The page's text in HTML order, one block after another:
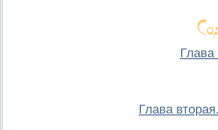
Глава